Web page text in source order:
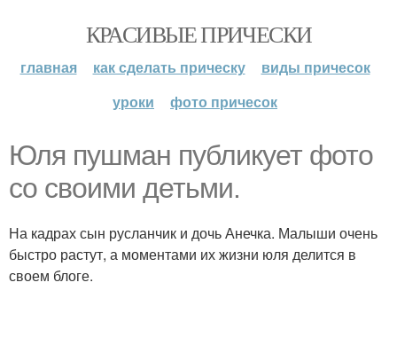
КРАСИВЫЕ ПРИЧЕСКИ
главная как сделать прическу
виды причесок
уроки
фото причесок
Юля пушман публикует фото
со своими детьми.
На кадрах сын русланчик и дочь Анечка. Малыши очень
быстро растут, а моментами их жизни юля делится в
своем блоге.